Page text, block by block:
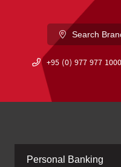
Search
+95 (0) 977 977
Personal Banking